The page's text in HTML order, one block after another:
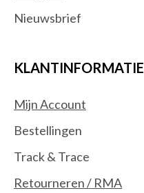
Nieuwsbrief
KLANTINFORMATIE
Mijn Account
Bestellingen
Track & Trace
Retourneren / RMA